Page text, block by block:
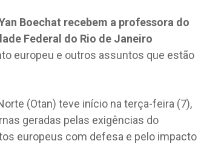
Boechat recebem a professora do
Federal do Rio de Janeiro
europeu e outros assuntos que estão
(Otan) teve início na terça-feira (7),
geradas pelas exigências do
europeus com defesa e pelo impacto